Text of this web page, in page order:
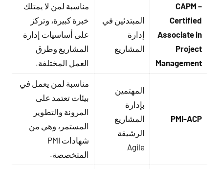
CAPM –
Certified
Associate in
Project
Management
المبتدئين في
إدارة
المشاريع
مناسبة لمن لا يمتلك
خبرة كبيرة، وتركز
على أساسيات إدارة
المشاريع وطرق
العمل المختلفة.
PMI-ACP
المهتمين
بإدارة
المشاريع
الرشيقة
Agile
مناسبة لمن يعمل في
بيئات تعتمد على
المرونة والتطوير
المستمر، وهي من
شهادات PMI
المتخصصة.